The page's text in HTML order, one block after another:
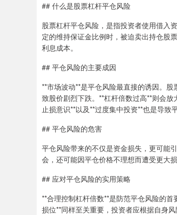
## 什么是股票杠杆平仓风险
股票杠杆平仓风险，是指投资者使用借入
定的维持保证金比例时，被迫卖出持仓股
利息成本。
## 平仓风险的主要成因
**市场波动**是平仓风险最直接的诱因。
致股价剧烈下跌。**杠杆倍数过高**则会
止损意识**以及**过度集中投资**也是导致
## 平仓风险的危害
平仓风险带来的不仅是资金损失，更可能
会，还可能因平仓价格不理想而遭受更大
## 应对平仓风险的实用策略
**合理控制杠杆倍数**是防范平仓风险的
损位**同样至关重要，投资者应根据自身